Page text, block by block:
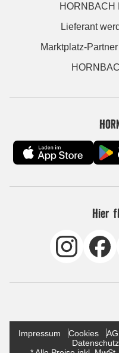
HORNBACH
Lieferant
Marktplatz-
Hier
Impressum Cookies